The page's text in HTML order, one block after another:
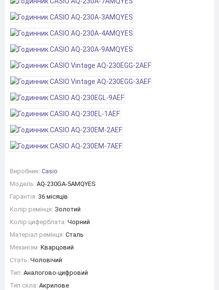
Виробник: Casio
Модель: AQ-230GA-5AMQYES
Гарантія: 36 місяців
Колір ремінця: Золотий
Колір циферблата: Чорний
Матеріал ремінця: Сталь
Механізм: Кварцовий
Стать: Чоловічий
Тип: Аналогово-цифровий
Тип скла: Акрилове